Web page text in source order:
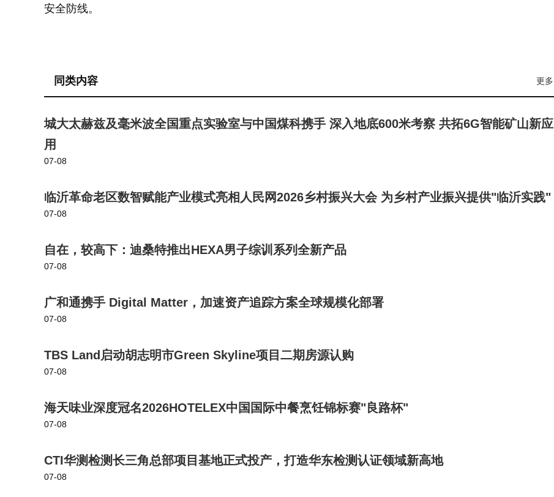
安全防线。
更多
同类内容
城大太赫兹及毫米波全国重点实验室与中国煤科携手 深入地底600米考察 共拓6G智能矿山新应
用
07-08
临沂革命老区数智赋能产业模式亮相人民网2026乡村振兴大会 为乡村产业振兴提供"临沂实践"
07-08
自在，较高下：迪桑特推出HEXA男子综训系列全新产品
07-08
广和通携手 Digital Matter，加速资产追踪方案全球规模化部署
07-08
TBS Land启动胡志明市Green Skyline项目二期房源认购
07-08
海天味业深度冠名2026HOTELEX中国国际中餐烹饪锦标赛"良路杯"
07-08
CTI华测检测长三角总部项目基地正式投产，打造华东检测认证领域新高地
07-08